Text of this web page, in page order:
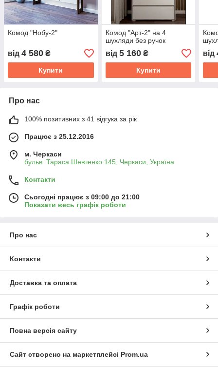
Комод "Нобу-2"
від 4 580 ₴
Купити
Комод "Арт-2" на 4
шухляди без ручок
від 5 160₴
Купити
від
Про нас
100% позитивних з 41 відгука за рік
Працює з 25.12.2016
м. Черкаси
бульв. Тараса Шевченко 145, Черкаси, Україна
Контакти
Сьогодні працює з 09:00 до 21:00
Показати весь графік роботи
Про нас
Контакти
Доставка та оплата
Графік роботи
Повна версія сайту
Сайт створено на маркетплейсі Prom.ua